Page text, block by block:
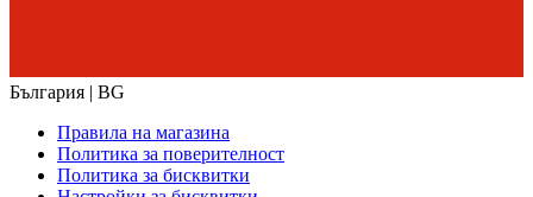
България | BG
Правила на магазина
Политика за поверителност
Политика за бисквитки